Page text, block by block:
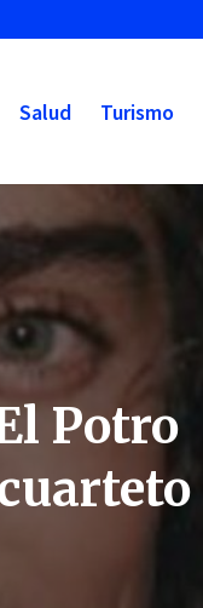
Salud Turismo
Potro